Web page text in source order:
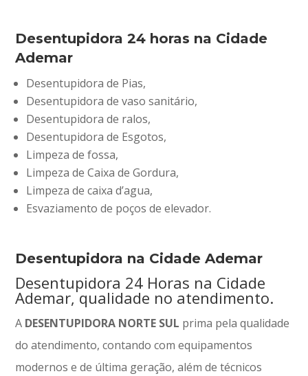
Desentupidora 24 horas na Cidade
Ademar
Desentupidora de Pias,
Desentupidora de vaso sanitário,
Desentupidora de ralos,
Desentupidora de Esgotos,
Limpeza de fossa,
Limpeza de Caixa de Gordura,
Limpeza de caixa d’agua,
Esvaziamento de poços de elevador.
Desentupidora na Cidade Ademar
Desentupidora 24 Horas na Cidade
Ademar, qualidade no atendimento.
A DESENTUPIDORA NORTE SUL prima pela qualidade
do atendimento, contando com equipamentos
modernos e de última geração, além de técnicos